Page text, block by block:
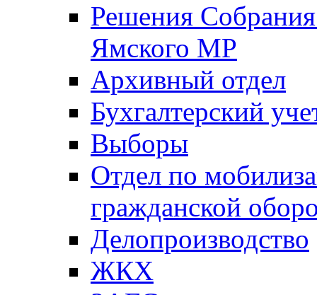
Решения
Ямского МР
Архивный отдел
Бухгалтерский
Выборы
Отдел по
гражданской
Делопроизводство
ЖКХ